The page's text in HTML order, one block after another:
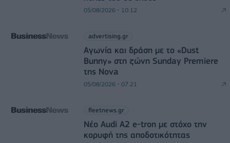
05/08/2026 - 10:12
advertising.gr
Αγωνία και δράση με το «Dust
Bunny» στη ζώνη Sunday Premiere
της Nova
05/08/2026 - 07:21
fleetnews.gr
Νέο Audi A2 e-tron με στόχο την
κορυφή της αποδοτικότητας